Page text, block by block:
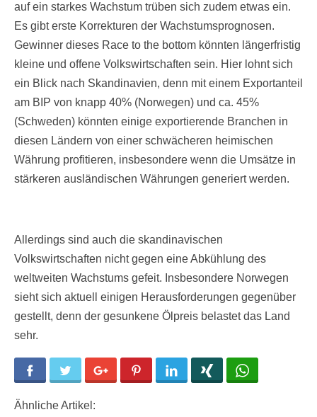
auf ein starkes Wachstum trüben sich zudem etwas ein.
Es gibt erste Korrekturen der Wachstumsprognosen.
Gewinner dieses Race to the bottom könnten längerfristig
kleine und offene Volkswirtschaften sein. Hier lohnt sich
ein Blick nach Skandinavien, denn mit einem Exportanteil
am BIP von knapp 40% (Norwegen) und ca. 45%
(Schweden) könnten einige exportierende Branchen in
diesen Ländern von einer schwächeren heimischen
Währung profitieren, insbesondere wenn die Umsätze in
stärkeren ausländischen Währungen generiert werden.
Allerdings sind auch die skandinavischen
Volkswirtschaften nicht gegen eine Abkühlung des
weltweiten Wachstums gefeit. Insbesondere Norwegen
sieht sich aktuell einigen Herausforderungen gegenüber
gestellt, denn der gesunkene Ölpreis belastet das Land
sehr.
Facebook Twitter Google+ Pinterest LinkedIn
Ähnliche Artikel: